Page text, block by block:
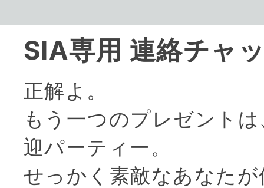
SIA専用 連絡チャ
正解よ。
もう一つのプレゼント
迎パーティー。
せっかく素敵なあなた